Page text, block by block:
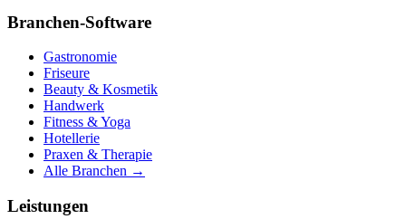
Branchen-Software
Gastronomie
Friseure
Beauty & Kosmetik
Handwerk
Fitness & Yoga
Hotellerie
Praxen & Therapie
Alle Branchen →
Leistungen